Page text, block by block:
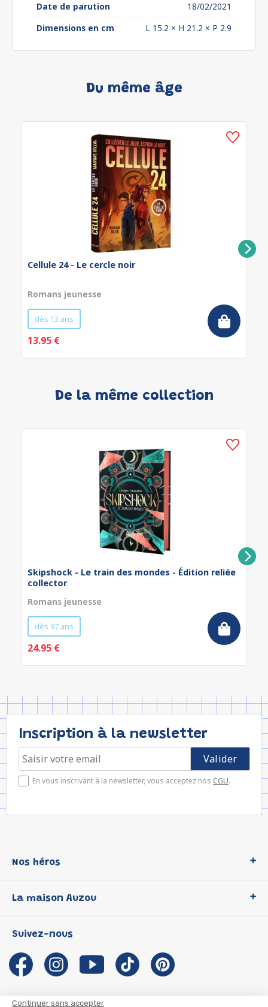
Continuer sans accepter
Date de parution
18/02/2021
Dimensions en cm
L 15.2 × H 21.2 × P 2.9
Du même âge
Cellule 24 - Le cercle noir
Romans jeunesse
dès 13 ans
13.95 €
De la même collection
Skipshock - Le train des mondes - Édition reliée
collector
Romans jeunesse
dès 97 ans
24.95 €
Inscription à la newsletter
En vous inscrivant à la newsletter, vous acceptez nos CGU.
Nos héros
P'tit Loup
Les Influenceuses
Migali
Petite Taupe
La maison Auzou
Notre histoire
Auzou s'engage
Auteurs et illustrateurs Auzou
Suivez-nous